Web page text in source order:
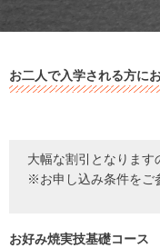
お二人で入学される方に
大幅な割引となります
※お申し込み条件をご
お好み焼実技基礎コース